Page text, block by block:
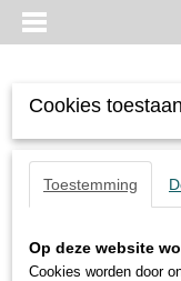
Cookies
Toestemming
Op deze website
Cookies worden door